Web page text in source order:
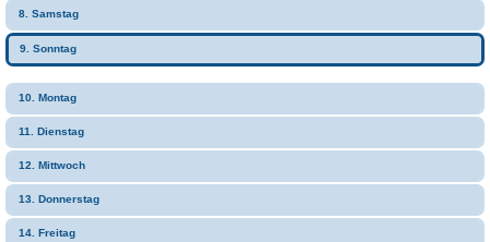
8. Samstag
9. Sonntag
10. Montag
11. Dienstag
12. Mittwoch
13. Donnerstag
14. Freitag